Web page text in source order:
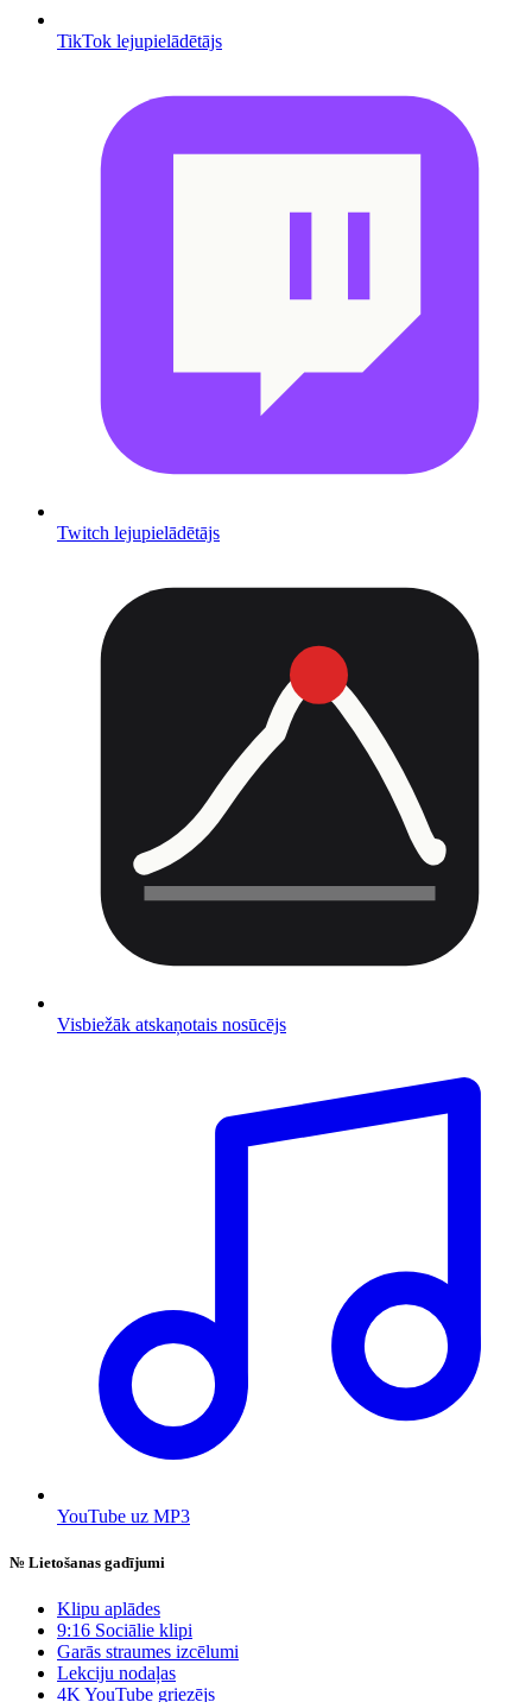
TikTok lejupielādētājs
Twitch lejupielādētājs
Visbiežāk atskaņotais nosūcējs
YouTube uz MP3
№ Lietošanas gadījumi
Klipu aplādes
9:16 Sociālie klipi
Garās straumes izcēlumi
Lekciju nodaļas
4K YouTube griezējs